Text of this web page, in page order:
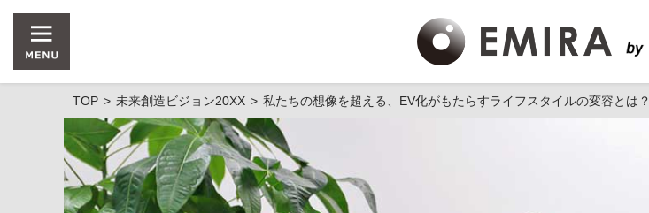
TOP 未来創造ビジョン20XX 私たちの想像を超える、EV化がもたらすライフスタイルの変容とは？